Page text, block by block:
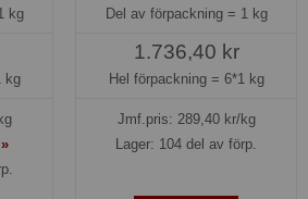
kg
kg
Del av förpackning = 1 kg
1.736,40 kr
Hel förpackning = 6*1 kg
Jmf.pris: 289,40kr/kg
Lager: 104 del av förp.